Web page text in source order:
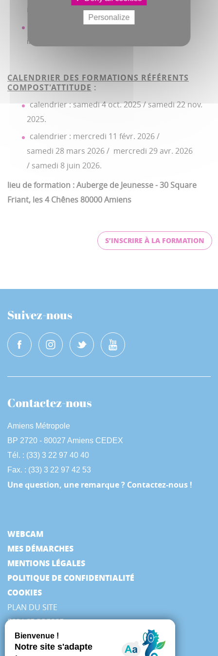
installation et contribuer ainsi à son suivi.
De tenir un tableau de bord de suivi d’une
installation.
CALENDRIER DES FORMATIONS RÉFÉRENTS
COMPOST'ATTITUDE :
calendrier : samedi 4 oct. 2025 / samedi 22 nov.
2025.
calendrier : mercredi 11 févr. 2026 /
samedi 28 mars 2026 / mercredi 29 avr. 2026
/ samedi 8 juin 2026.
lieu de formation : Auberge de Jeunesse - 30 Square
Friant, les 4 Chênes 80000 Amiens
S’INSCRIRE À LA FORMATION
Suivez-nous
Contactez-nous
Amiens Métropole
BP 2720 - 80027 Amiens CEDEX
Tél. : (33) 3 22 97 40 40
Fax. : (33) 3 22 97 42 53
Une question, une remarque ? Contactez-nous !
WEBCAM
MES DÉMARCHES
MENTIONS LÉGALES
POLITIQUE DE CONFIDENTIALITÉ
COOKIES
PLAN DU SITE
ESPACE PRESSE
Personalize